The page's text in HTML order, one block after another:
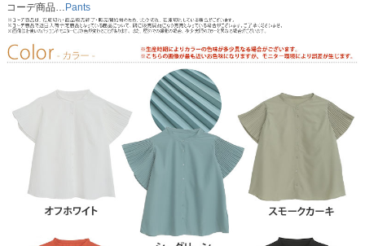
コーデ商品… Pants